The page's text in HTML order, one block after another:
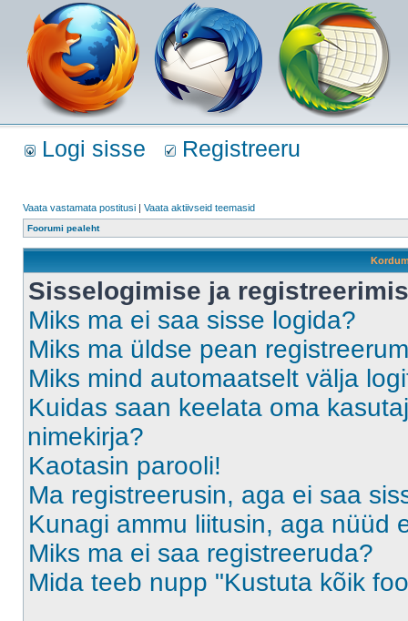
Logi sisse Registreeru
Vaata vastamata postitusi | Vaata aktiivseid teemasid
Foorumi pealeht
Sisselogimise ja
Miks ma ei saa sisse logida?
Miks ma üldse pean
Miks mind automaatselt välja
Kuidas saan keelata oma
nimekirja?
Kaotasin parooli!
Ma registreerusin, aga ei saa
Kunagi ammu liitusin, aga nüüd
Miks ma ei saa registreeruda?
Mida teeb nupp "Kustuta kõik